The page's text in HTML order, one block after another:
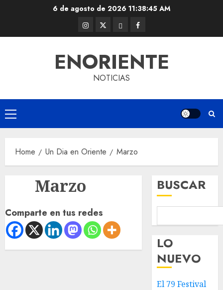
6 de agosto de 2026 11:38:45 AM
Instagram
@EnOriente
Twitter
(X)
ThreadsFacebook
ENORIENTE
NOTICIAS
Primary
Menu
Home Un Dia en Oriente Marzo
Marzo
Comparte en tus redes
BUSCAR
LO
NUEVO
El 79 Festival